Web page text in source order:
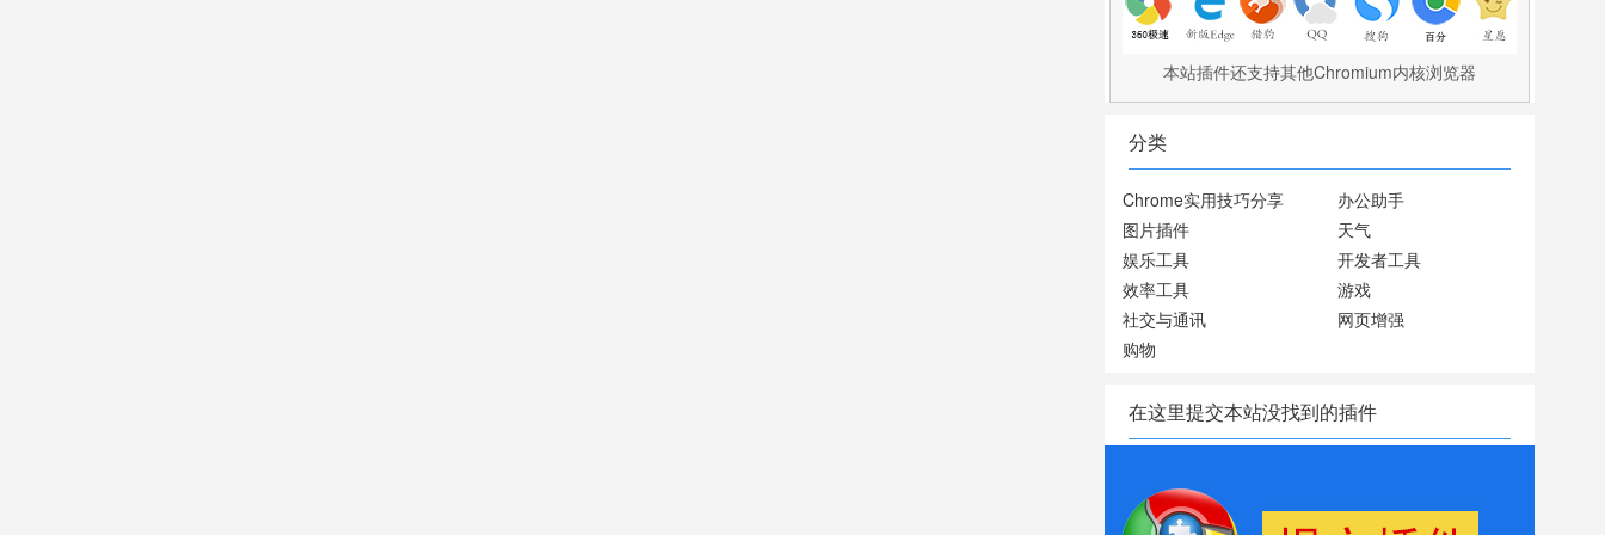
本站插件还支持其他Chromium内核浏览器
分类
Chrome实用技巧分享
办公助手
图片插件
天气
娱乐工具
开发者工具
效率工具
游戏
社交与通讯
网页增强
购物
在这里提交本站没找到的插件